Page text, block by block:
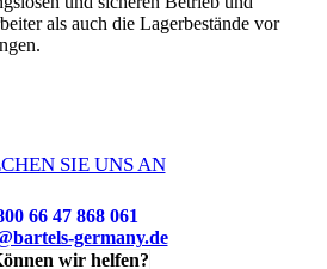
als auch die Lagerbestände vor
SIE UNS AN
66 47 868 061
germany.de